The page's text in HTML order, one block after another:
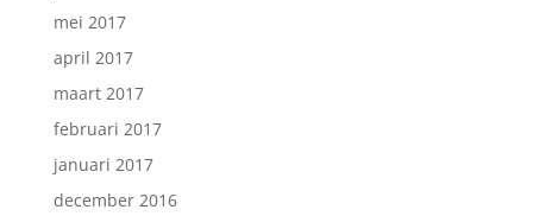
mei 2017
april 2017
maart 2017
februari 2017
januari 2017
december 2016